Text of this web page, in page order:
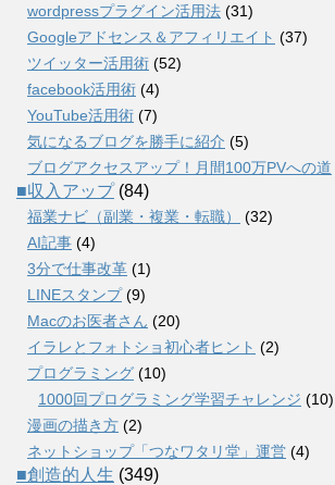
wordpressプラグイン活用法 (31)
Googleアドセンス＆アフィリエイト (37)
ツイッター活用術 (52)
facebook活用術 (4)
YouTube活用術 (7)
気になるブログを勝手に紹介 (5)
ブログアクセスアップ！月間100万PVへの道
■収入アップ(84)
福業ナビ（副業・複業・転職）
(32)
AI記事 (4)
3分で仕事改革 (1)
LINEスタンプ(9)
Macのお医者さん (20)
イラレとフォトショ初心者ヒント (2)
プログラミング (10)
1000回プログラミング学習チャレンジ (10)
漫画の描き方 (2)
ネットショップ「つなワタリ堂」運営 (4)
■創造的人生 (349)